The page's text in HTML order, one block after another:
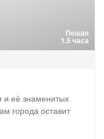
Пешая
1.5 часа
и её знаменитых
города оставит